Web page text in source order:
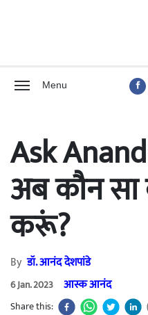
Menu
Ask
अब कौन
करूं?
Byडॉ. आनंद देशपांडे
6 Jan. 2023 आस्क आनंद
Share this: